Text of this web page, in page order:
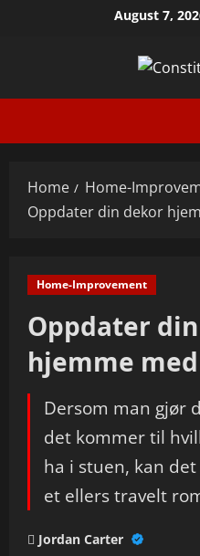
August 7,
Home
Home-
Oppdater din dekor
Home-Improvement
Oppdater
hjemme
Dersom man gjør
det kommer til
ha i stuen, kan
et ellers travelt
Jordan Carter